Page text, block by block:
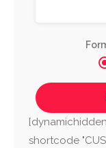
shortcode